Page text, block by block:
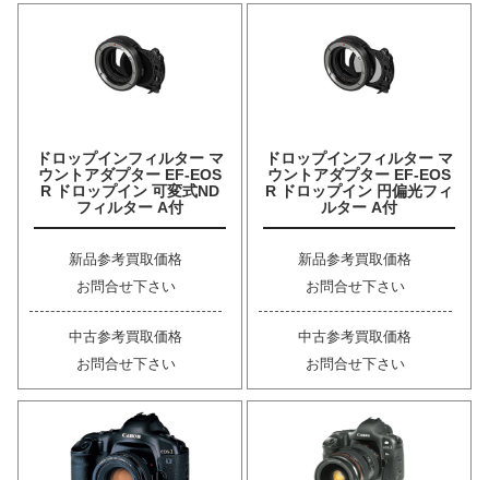
ドロップインフィルター マ
ウントアダプター EF-EOS
R ドロップイン 可変式ND
フィルター A付
新品参考買取価格
お問合せ下さい
中古参考買取価格
お問合せ下さい
ドロップインフィルター マ
ウントアダプター EF-EOS
R ドロップイン 円偏光フィ
ルター A付
新品参考買取価格
お問合せ下さい
中古参考買取価格
お問合せ下さい